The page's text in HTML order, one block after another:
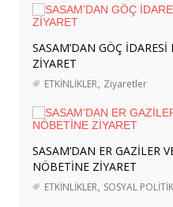
SASAM’DAN ER
AİLELERİNİN
Ağustos 2026
TÜRKİYE’NİN
ASKERÎ DESTEKTEN
ORTAKLIĞA - 4
BERLİN’E KURS VE
HAREKETLİLİKLERİ
Ağustos 2026
SASAM’DAN GÖÇ
ZİYARET
ETKİNLİKLER Ziyaretler
SASAM’DAN ER GAZİLER
NÖBETİNE ZİYARET
ETKİNLİKLER SOSYAL